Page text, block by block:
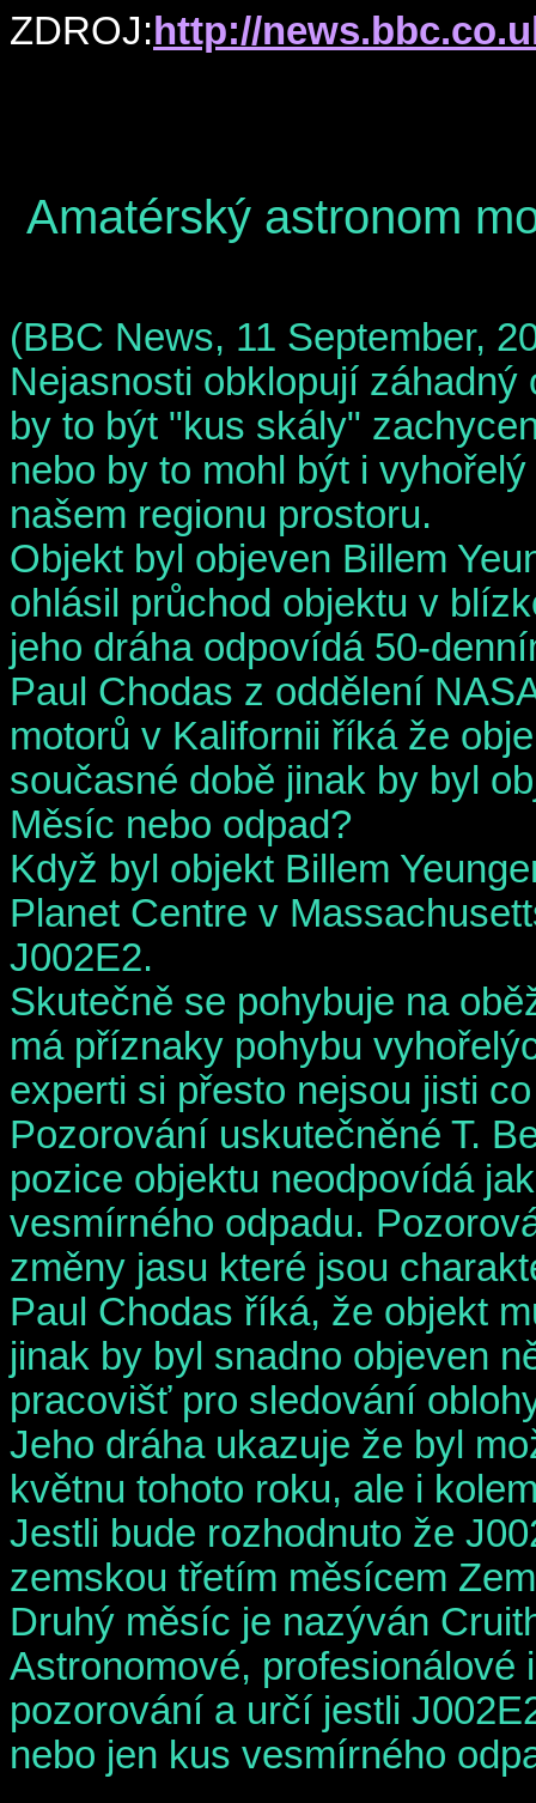
ZDROJ: http://
Amatérský astronom
(BBC News, 11 September,
Nejasnosti obklopují
by to být "kus skály"
nebo by to mohl být i
našem regionu prostoru.
Objekt byl objeven Billem
ohlásil průchod objektu v
jeho dráha odpovídá 50-
Paul Chodas z oddělení
motorů v Kalifornii říká že
současné době jinak by byl
Měsíc nebo odpad?
Když byl objekt Billem
Planet Centre v
J002E2.
Skutečně se pohybuje na
má příznaky pohybu
experti si přesto nejsou jisti
Pozorování uskutečněné T.
pozice objektu neodpovídá
vesmírného odpadu.
změny jasu které jsou
Paul Chodas říká, že objekt
jinak by byl snadno objeven
pracovišť pro sledování
Jeho dráha ukazuje že byl
květnu tohoto roku, ale i
Jestli bude rozhodnuto že
zemskou třetím měsícem
Druhý měsíc je nazýván
Astronomové, profesionálové
pozorování a určí jestli
nebo jen kus vesmírného